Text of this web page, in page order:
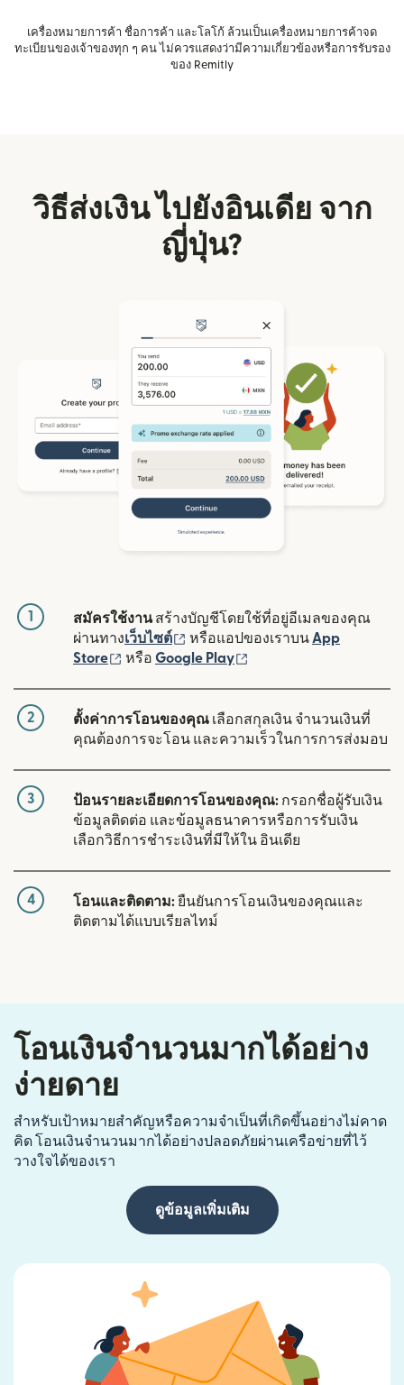
เครื่องหมายการค้า ชื่อการค้า และโลโก้ ล้วนเป็นเครื่องหมายการค้าจด
ทะเบียนของเจ้าของทุก ๆ คน ไม่ควรแสดงว่ามีความเกี่ยวข้องหรือการรับรอง
ของ Remitly
วิธีส่งเงิน ไปยังอินเดีย จาก
ญี่ปุ่น?
1 สมัครใช้งานสร้างบัญชีโดยใช้ที่อยู่อีเมลของคุณ
ผ่านทางเว็บไซต์ (เปิดในหน้าต่างใหม่)
หรือแอปของเราบนApp
Store
(เปิดในหน้าต่างใหม่)
หรือ Google Play
2 ตั้งค่าการโอนของคุณ เลือกสกุลเงิน จำนวนเงินที่
คุณต้องการจะโอน และความเร็วในการการส่งมอบ
3 ป้อนรายละเอียดการโอนของคุณ: กรอกชื่อผู้รับเงิน
ข้อมูลติดต่อ และข้อมูลธนาคารหรือการรับเงิน
เลือกวิธีการชำระเงินที่มีให้ใน อินเดีย
4 โอนและติดตาม:ยืนยันการโอนเงินของคุณและ
ติดตามได้แบบเรียลไทม์
โอนเงินจำนวนมากได้อย่าง
ง่ายดาย
สำหรับเป้าหมายสำคัญหรือความจำเป็นที่เกิดขึ้นอย่างไม่คาด
คิด โอนเงินจำนวนมากได้อย่างปลอดภัยผ่านเครือข่ายที่ไว้
วางใจได้ของเรา
ดูข้อมูลเพิ่มเติม